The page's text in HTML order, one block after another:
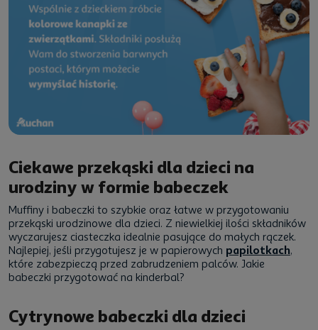
Ciekawe przekąski dla dzieci na
urodziny w formie babeczek
Muffiny i babeczki to szybkie oraz łatwe w przygotowaniu
przekąski urodzinowe dla dzieci. Z niewielkiej ilości składników
wyczarujesz ciasteczka idealnie pasujące do małych rączek.
Najlepiej, jeśli przygotujesz je w papierowych papilotkach,
które zabezpieczą przed zabrudzeniem palców. Jakie
babeczki przygotować na kinderbal?
Cytrynowe babeczki dla dzieci